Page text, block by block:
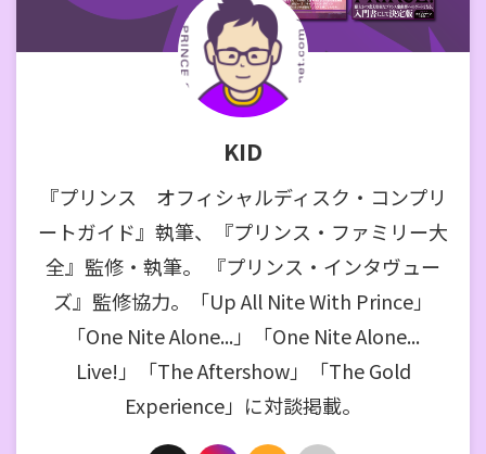
KID
『プリンス オフィシャルディスク・コンプリ
ートガイド』執筆、『プリンス・ファミリー大
全』監修・執筆。 『プリンス・インタヴュー
ズ』監修協力。「Up All Nite With Prince」
「One Nite Alone...」「One Nite Alone...
Live!」「The Aftershow」「The Gold
Experience」に対談掲載。